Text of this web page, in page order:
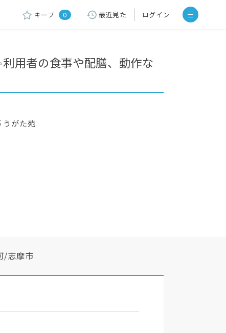
キープ 0 最近見た ログイン
用者の食事や配膳、動作な
うがた苑
/志摩市